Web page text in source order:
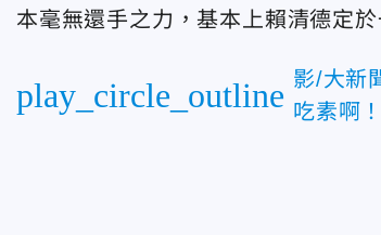
本毫無還手之力，基本上賴清德定於
play_circle_outline 影/大新
吃素啊！